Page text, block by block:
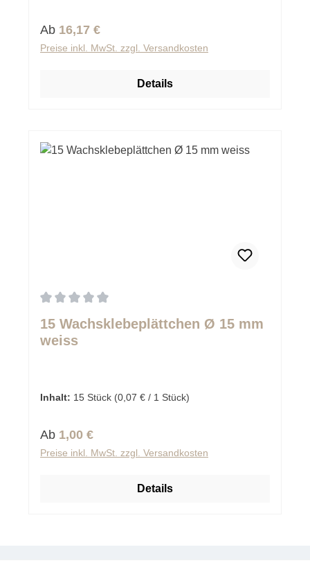
Regulärer Preis:
Ab 16,17 €
Preise inkl. MwSt. zzgl. Versandkosten
Details
15 Wachsklebeplättchen Ø 15 mm
weiss
Inhalt: 15 Stück (0,07 € / 1 Stück)
Regulärer Preis:
Ab 1,00 €
Preise inkl. MwSt. zzgl. Versandkosten
Details